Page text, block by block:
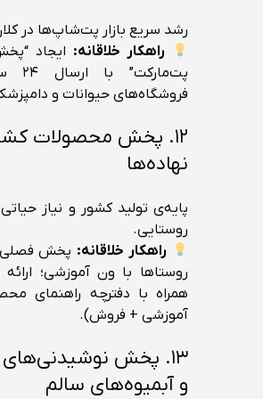
رشد سریع بازار پت‌شاپ‌ها در
راهکار خلاقانه: ایجاد
فروشگاه‌های حیوانات و
۱۲. پخش محصولات
نهاده‌ها
پایه‌ی تولید کشور و نیاز
روستایی.
راهکار خلاقانه: پخش فصلی
روستاها با ون آموزشی؛
همراه با دفترچه راهنمای
آموزشی + فروش).
۱۳. پخش
و آبمیوه‌های سالم